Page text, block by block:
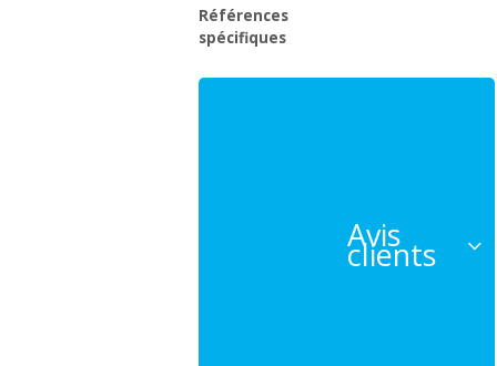
Références
spécifiques
Avis
clients